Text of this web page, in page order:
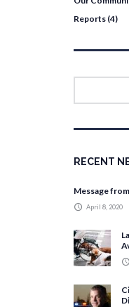
Reports (4)
RECENT
Message
April 8, 2020